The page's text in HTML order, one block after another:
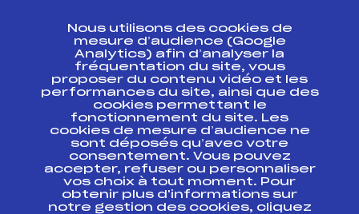
ASAF0901.FFS
CREST VOLAND
FFS
AMBF1141.FFS
GRAND PRIX
RENAULT/ROHNER
ASO SNR ANNECY /
GEANT DAME
FFS
AMBF0401.FFS
GP RENAULT /
ROHNER LA SAMBUY
FFS
AMBF0831.FFS
12ème Grand Prix
de la Ville d'Annecy
le Vieux
FFS
Nous utilisons des cookies de
mesure d’audience (Google
Analytics) afin d’analyser la
fréquentation du site, vous
proposer du contenu vidéo et les
performances du site, ainsi que des
cookies permettant le
fonctionnement du site. Les
cookies de mesure d’audience ne
sont déposés qu’avec votre
consentement. Vous pouvez
accepter, refuser ou personnaliser
vos choix à tout moment. Pour
obtenir plus d'informations sur
notre gestion des cookies, cliquez